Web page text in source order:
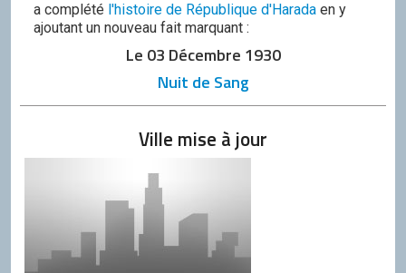
a complété l'histoire de République d'Harada en y
ajoutant un nouveau fait marquant :
Le 03 Décembre 1930
Nuit de Sang
Ville mise à jour